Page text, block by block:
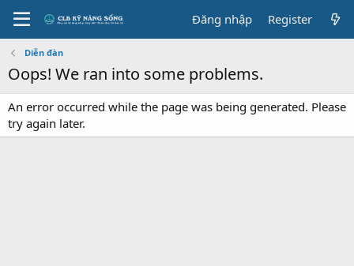
Đăng nhập Register
Diễn đàn
Oops! We ran into some problems.
An error occurred while the page was being generated. Please
try again later.